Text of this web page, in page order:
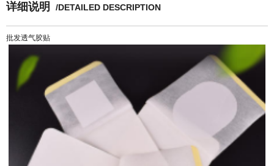
详细说明 /DETAILED DESCRIPTION
批发透气胶贴